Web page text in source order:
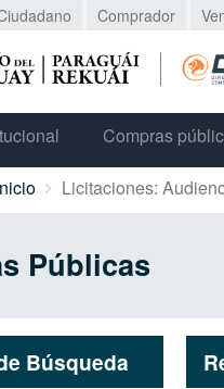
Comprador
Compras
Licitaciones:
Públicas
Búsqueda